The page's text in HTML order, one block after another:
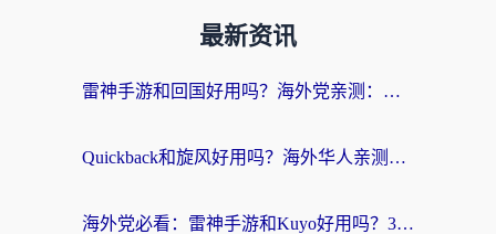
最新资讯
雷神手游和回国好用吗？海外党亲测：选对加速器才能无缝刷剧打游戏
Quickback和旋风好用吗？海外华人亲测：选对回国加速器才能无缝看央视5
海外党必看：雷神手游和Kuyo好用吗？3款回国加速器实测+避坑指南